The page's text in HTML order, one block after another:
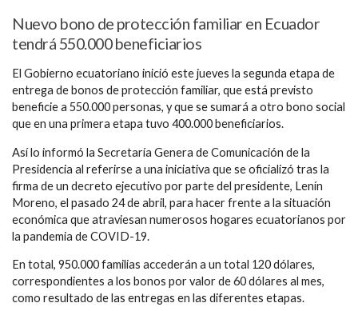
Nuevo bono de protección familiar en Ecuador
tendrá 550.000 beneficiarios
El Gobierno ecuatoriano inició este jueves la segunda etapa de
entrega de bonos de protección familiar, que está previsto
beneficie a 550.000 personas, y que se sumará a otro bono social
que en una primera etapa tuvo 400.000 beneficiarios.
Así lo informó la Secretaría Genera de Comunicación de la
Presidencia al referirse a una iniciativa que se oficializó tras la
firma de un decreto ejecutivo por parte del presidente, Lenín
Moreno, el pasado 24 de abril, para hacer frente a la situación
económica que atraviesan numerosos hogares ecuatorianos por
la pandemia de COVID-19.
En total, 950.000 familias accederán a un total 120 dólares,
correspondientes a los bonos por valor de 60 dólares al mes,
como resultado de las entregas en las diferentes etapas.